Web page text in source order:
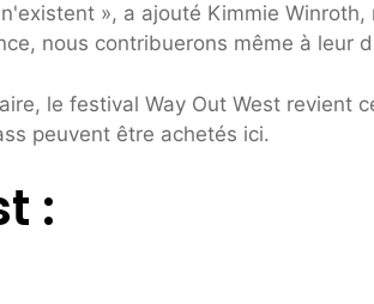
», a ajouté Kimmie Winroth,
nous contribuerons même à leur
le festival Way Out West revient
peuvent être achetés ici.
: